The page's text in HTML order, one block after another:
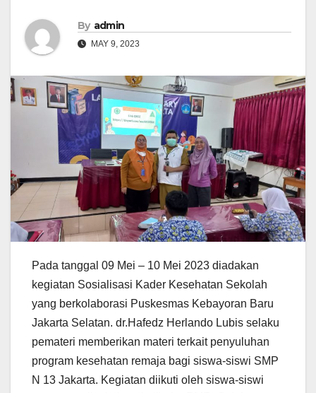
By admin
MAY 9, 2023
Pada tanggal 09 Mei – 10 Mei 2023 diadakan
kegiatan Sosialisasi Kader Kesehatan Sekolah
yang berkolaborasi Puskesmas Kebayoran Baru
Jakarta Selatan. dr.Hafedz Herlando Lubis selaku
pemateri memberikan materi terkait penyuluhan
program kesehatan remaja bagi siswa-siswi SMP
N 13 Jakarta. Kegiatan diikuti oleh siswa-siswi